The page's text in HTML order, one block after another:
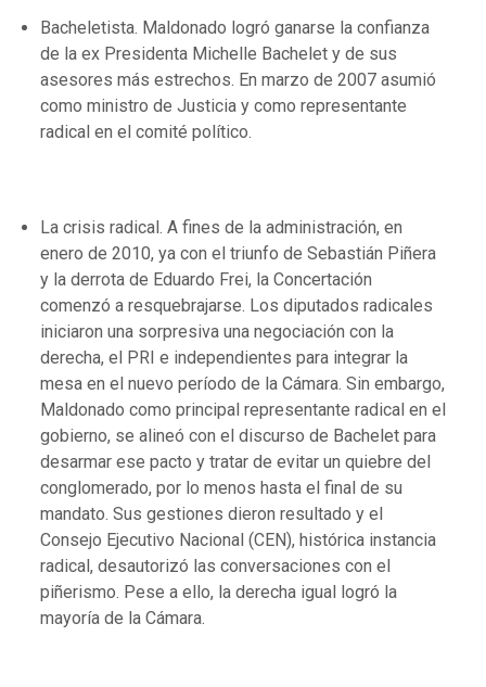
Bacheletista. Maldonado logró ganarse la confianza
de la ex Presidenta Michelle Bachelet y de sus
asesores más estrechos. En marzo de 2007 asumió
como ministro de Justicia y como representante
radical en el comité político.
La crisis radical. A fines de la administración, en
enero de 2010, ya con el triunfo de Sebastián Piñera
y la derrota de Eduardo Frei, la Concertación
comenzó a resquebrajarse. Los diputados radicales
iniciaron una sorpresiva una negociación con la
derecha, el PRI e independientes para integrar la
mesa en el nuevo período de la Cámara. Sin embargo,
Maldonado como principal representante radical en el
gobierno, se alineó con el discurso de Bachelet para
desarmar ese pacto y tratar de evitar un quiebre del
conglomerado, por lo menos hasta el final de su
mandato. Sus gestiones dieron resultado y el
Consejo Ejecutivo Nacional (CEN), histórica instancia
radical, desautorizó las conversaciones con el
piñerismo. Pese a ello, la derecha igual logró la
mayoría de la Cámara.